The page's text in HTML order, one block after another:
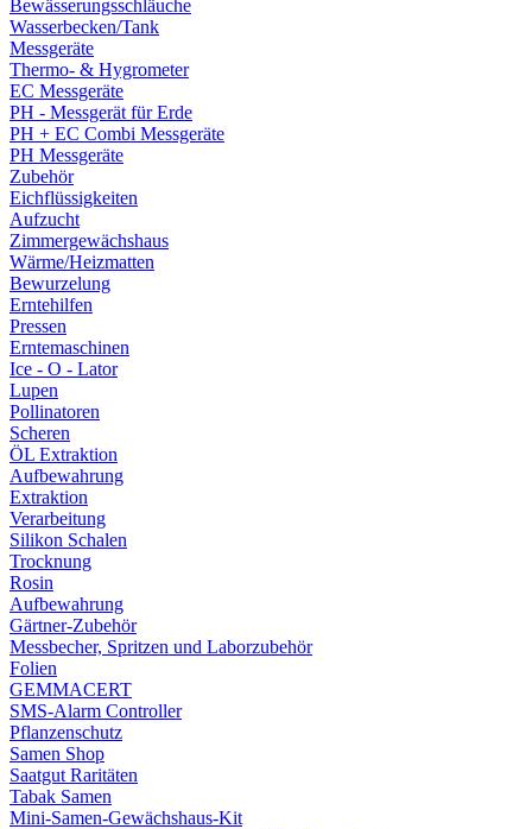
Bewässerungsschläuche
Wasserbecken/Tank
Messgeräte
Thermo- & Hygrometer
EC Messgeräte
PH - Messgerät für Erde
PH + EC Combi Messgeräte
PH Messgeräte
Zubehör
Eichflüssigkeiten
Aufzucht
Zimmergewächshaus
Wärme/Heizmatten
Bewurzelung
Erntehilfen
Pressen
Erntemaschinen
Ice - O - Lator
Lupen
Pollinatoren
Scheren
ÖL Extraktion
Aufbewahrung
Extraktion
Verarbeitung
Silikon Schalen
Trocknung
Rosin
Aufbewahrung
Gärtner-Zubehör
Messbecher, Spritzen und Laborzubehör
Folien
GEMMACERT
SMS-Alarm Controller
Pflanzenschutz
Samen Shop
Saatgut Raritäten
Tabak Samen
Mini-Samen-Gewächshaus-Kit